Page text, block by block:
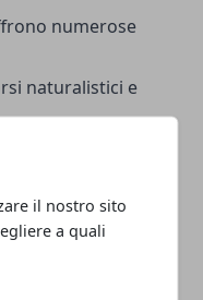
il nostro sito
a quali
numerose
naturalistici e
animali
sono vicino a